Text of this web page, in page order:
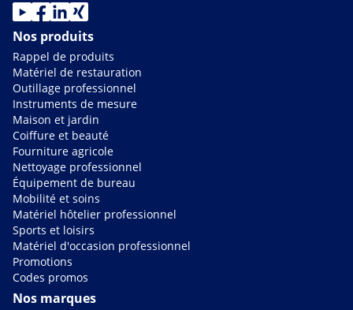
Nos produits
Rappel de produits
Matériel de restauration
Outillage professionnel
Instruments de mesure
Maison et jardin
Coiffure et beauté
Fourniture agricole
Nettoyage professionnel
Équipement de bureau
Mobilité et soins
Matériel hôtelier professionnel
Sports et loisirs
Matériel d'occasion professionnel
Promotions
Codes promos
Nos marques